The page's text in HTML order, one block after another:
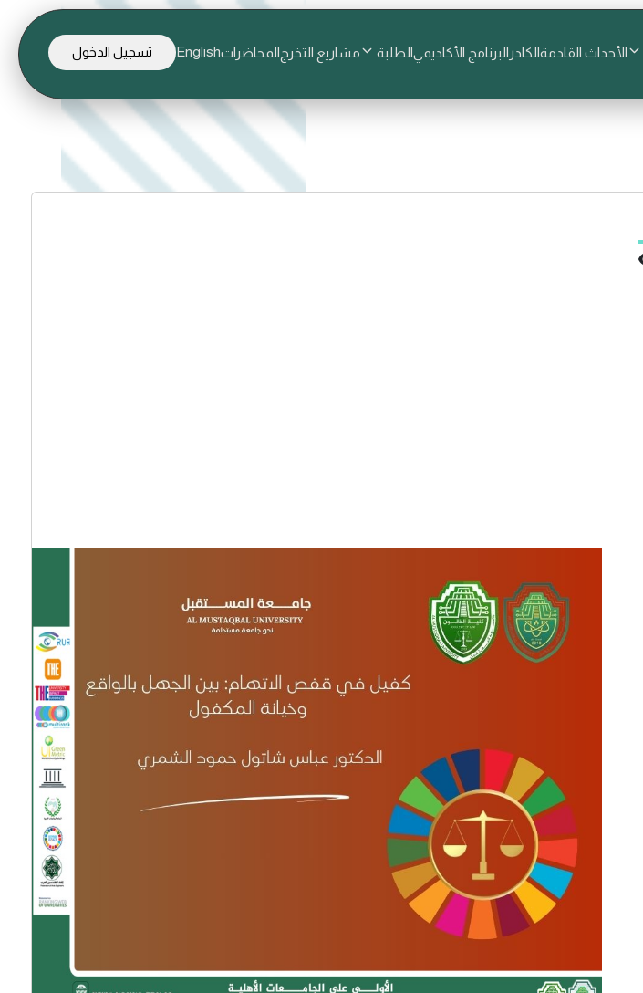
الأحداث القادمةالكادر البرنامج الأكاديميالطلبة مشاريع التخرجالمحاضراتEnglish تسجيل الدخول